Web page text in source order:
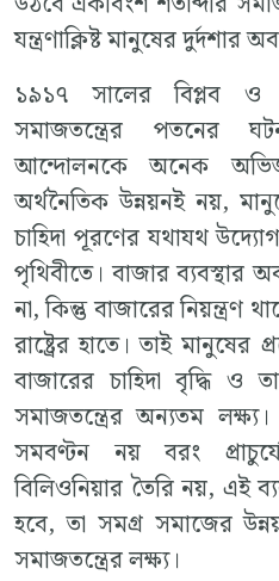
যন্ত্রণাক্লিষ্ট মানুষের দুর্দশার
১৯১৭ সালের বিপ্লব
সমাজতন্ত্রের পতনের
আন্দোলনকে অনেক
অর্থনৈতিক উন্নয়নই নয়,
চাহিদা পূরণের যথাযথ
পৃথিবীতে। বাজার ব্যবস্থার
না, কিন্তু বাজারের নিয়ন্ত্রণ
রাষ্ট্রের হাতে। তাই মানুষের
বাজারের চাহিদা বৃদ্ধি ও
সমাজতন্ত্রের অন্যতম লক্ষ্য।
সমবণ্টন নয় বরং
বিলিওনিয়ার তৈরি নয়, এই
হবে, তা সমগ্র সমাজের
সমাজতন্ত্রের লক্ষ্য।